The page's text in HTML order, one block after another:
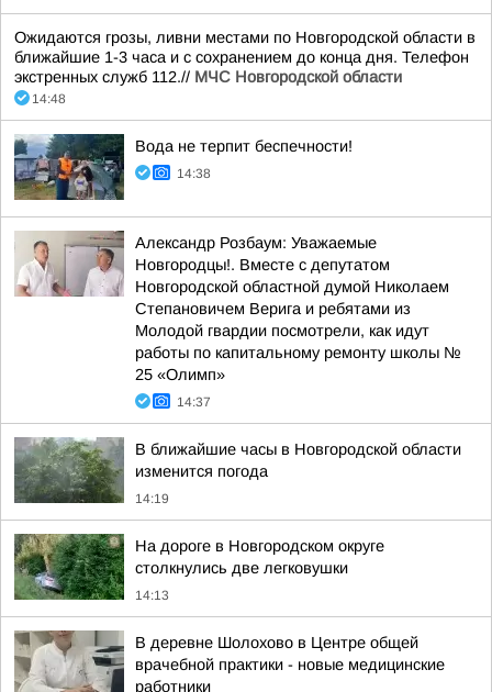
Ожидаются грозы, ливни местами по Новгородской области в
ближайшие 1-3 часа и с сохранением до конца дня. Телефон
экстренных служб 112.// МЧС Новгородской области
14:48
Вода не терпит беспечности!
14:38
Александр Розбаум: Уважаемые
Новгородцы!. Вместе с депутатом
Новгородской областной думой Николаем
Степановичем Верига и ребятами из
Молодой гвардии посмотрели, как идут
работы по капитальному ремонту школы №
25 «Олимп»
14:37
В ближайшие часы в Новгородской области
изменится погода
14:19
На дороге в Новгородском округе
столкнулись две легковушки
14:13
В деревне Шолохово в Центре общей
врачебной практики - новые медицинские
работники